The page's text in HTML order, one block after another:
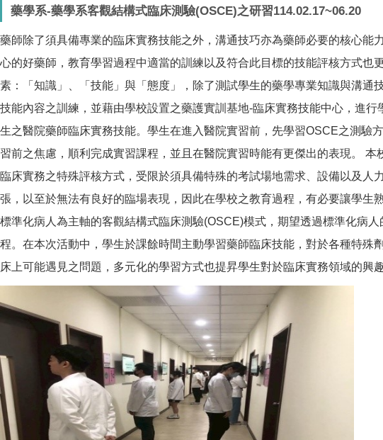
藥學系-藥學系客觀結構式臨床測驗(OSCE)之研習114.02.17~06.20
藥師除了須具備專業的臨床實務技能之外，溝通技巧亦為藥師必要的核心
心的好藥師，教育學習過程中適當的訓練以及符合此目標的技能評核方式
素：「知識」、「技能」與「態度」，除了測試學生的藥學專業知識與溝
技能內容之訓練，並藉由學校設置之藥護實訓基地-臨床實務技能中心，進
生之醫院藥師臨床實務技能。學生在進入醫院實習前，先學習OSCE之測
習前之焦慮，順利完成實習課程，並且在醫院實習時能有更傑出的表現。
臨床實務之特殊評核方式，受限於須具備特殊的考試場地需求、設備以及
張，以至於無法有良好的臨場表現，因此在學校之教育過程，有必要讓學
標準化病人為主軸的客觀結構式臨床測驗(OSCE)模式，期望透過標準化病
程。在本次活動中，學生於課餘時間主動學習藥師臨床技能，對於各種特
床上可能遇見之問題，多元化的學習方式也提昇學生對於臨床實務領域的興趣